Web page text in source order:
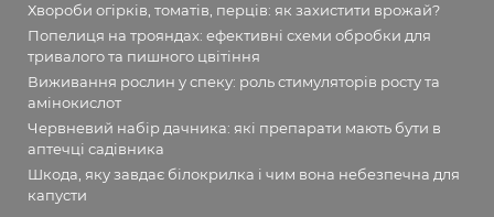
Хвороби огірків, томатів, перців: як захистити врожай?
Попелиця на трояндах: ефективні схеми обробки для
тривалого та пишного цвітіння
Виживання рослин у спеку: роль стимуляторів росту та
амінокислот
Червневий набір дачника: які препарати мають бути в
аптечці садівника
Шкода, яку завдає білокрилка і чим вона небезпечна для
капусти